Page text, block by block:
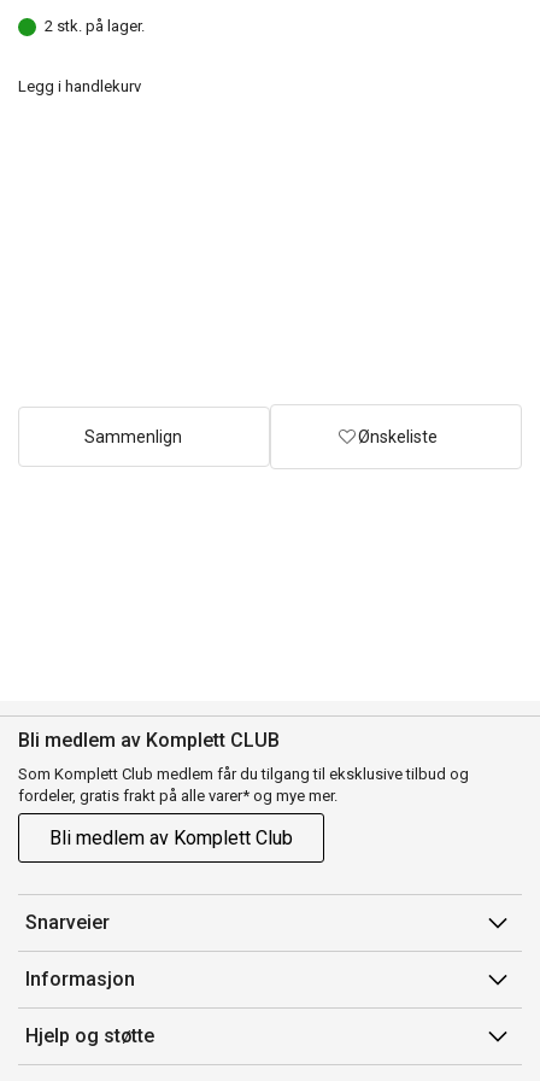
2 stk. på lager.
Legg i handlekurv
Sammenlign Ønskeliste
Bli medlem av Komplett CLUB
Som Komplett Club medlem får du tilgang til eksklusive tilbud og
fordeler, gratis frakt på alle varer* og mye mer.
Bli medlem av Komplett Club
Snarveier
Min side
Ordreoversikt
Flex
Informasjon
Salgsbetingelser
Medlemsvilkår for Komplett Club
Hjelp og støtte